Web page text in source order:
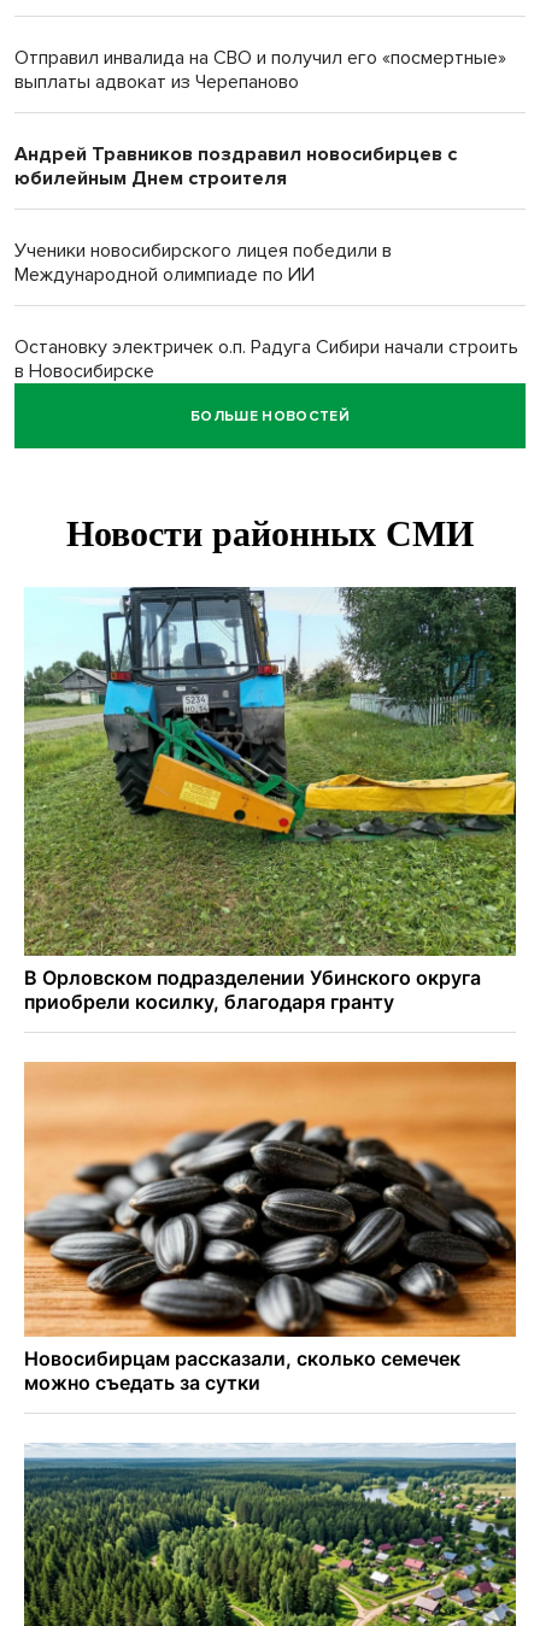
Отправил инвалида на СВО и получил его «посмертные»
выплаты адвокат из Черепаново
Андрей Травников поздравил новосибирцев с
юбилейным Днем строителя
Ученики новосибирского лицея победили в
Международной олимпиаде по ИИ
Остановку электричек о.п. Радуга Сибири начали строить
в Новосибирске
Транспортная прокуратура проверит S7 после инцидента
500 литров ухи сварили новосибирцам на
Под Новосибирском двое пострадали в ДТП с
перевернувшейся «ГАЗелью»
Легендарный хоккеист Тарасенко вернулся к брату в
Новосибирск
БОЛЬШЕ НОВОСТЕЙ